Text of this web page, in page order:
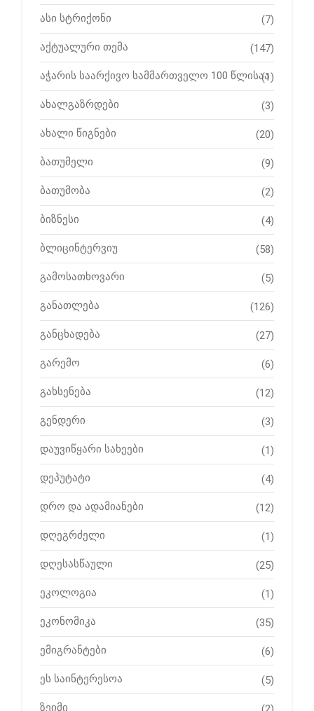
ასი სტრიქონი (7)
აქტუალური თემა (147)
აჭარის საარქივო სამმართველო 100 წლისაა
(1)
ახალგაზრდები (3)
ახალი წიგნები (20)
ბათუმელი (9)
ბათუმობა (2)
ბიზნესი (4)
ბლიცინტერვიუ (58)
გამოსათხოვარი (5)
განათლება (126)
განცხადება (27)
გარემო (6)
გახსენება (12)
გენდერი (3)
დაუვიწყარი სახეები (1)
დეპუტატი (4)
დრო და ადამიანები (12)
დღეგრძელი (1)
დღესასწაული (25)
ეკოლოგია (1)
ეკონომიკა (35)
ემიგრანტები (6)
ეს საინტერესოა (5)
ზეიმი